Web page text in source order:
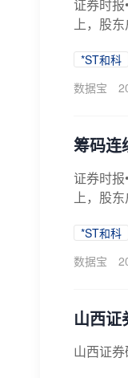
证券时
上，股
*ST和科
数据宝
筹码连
证券时
上，股
*ST和科
数据宝
山西证
山西证